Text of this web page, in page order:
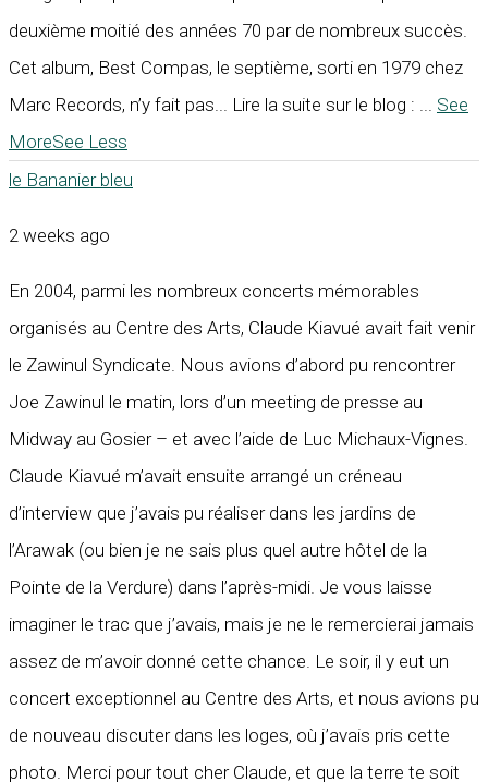
deuxième moitié des années 70 par de nombreux succès.
Cet album, Best Compas, le septième, sorti en 1979 chez
Marc Records, n’y fait pas... Lire la suite sur le blog :
See
MoreSee Less
le Bananier bleu
2 weeks ago
En 2004, parmi les nombreux concerts mémorables
organisés au Centre des Arts, Claude Kiavué avait fait venir
le Zawinul Syndicate. Nous avions d’abord pu rencontrer
Joe Zawinul le matin, lors d’un meeting de presse au
Midway au Gosier – et avec l’aide de Luc Michaux-Vignes.
Claude Kiavué m’avait ensuite arrangé un créneau
d’interview que j’avais pu réaliser dans les jardins de
l’Arawak (ou bien je ne sais plus quel autre hôtel de la
Pointe de la Verdure) dans l’après-midi. Je vous laisse
imaginer le trac que j’avais, mais je ne le remercierai jamais
assez de m’avoir donné cette chance. Le soir, il y eut un
concert exceptionnel au Centre des Arts, et nous avions pu
de nouveau discuter dans les loges, où j’avais pris cette
photo. Merci pour tout cher Claude, et que la terre te soit